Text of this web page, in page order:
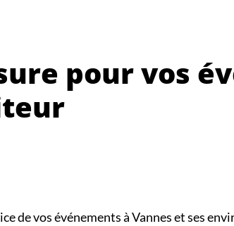
pour vos
de vos événements à Vannes et ses